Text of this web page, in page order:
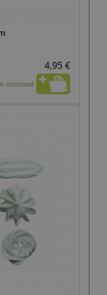
4,95 €
voorraad